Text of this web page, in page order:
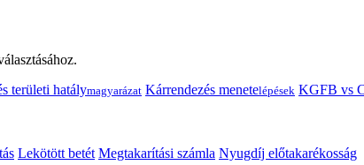
területi hatálymagyarázat Kárrendezés menetelépések KGFB vs
Lekötött betét Megtakarítási számla Nyugdíj előtakarékosság